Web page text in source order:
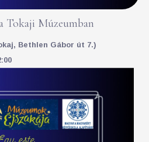
Tokaji Múzeumban
Bethlen Gábor út 7.)